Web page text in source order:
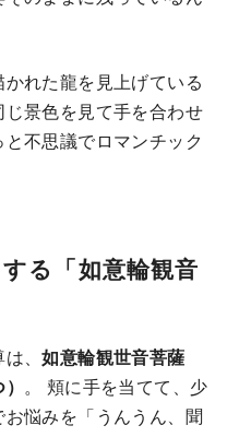
れた龍を見上げている
景色を見て手を合わせ
不思議でロマンチック
る「如意輪観音
は、如意輪観世音菩薩
。 頬に手を当てて、少
悩みを「うんうん、聞